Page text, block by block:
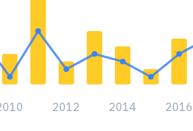
2012 2014 2016